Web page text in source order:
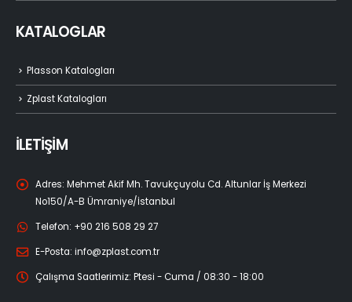
KATALOGLAR
Plasson Katalogları
Zplast Katalogları
İLETİŞİM
Adres: Mehmet Akif Mh. Tavukçuyolu Cd. Altunlar İş Merkezi
No150/A-B Ümraniye/İstanbul
Telefon: +90 216 508 29 27
E-Posta: info@zplast.com.tr
Çalışma Saatlerimiz: Ptesi - Cuma / 08:30 - 18:00